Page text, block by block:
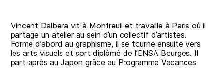
Vincent Dalbera vit à Montreuil et travaille à Paris où il
partage un atelier au sein d’un collectif d’artistes.
Formé d’abord au graphisme, il se tourne ensuite vers
les arts visuels et sort diplômé de l’ENSA Bourges. Il
part après au Japon grâce au Programme Vacances